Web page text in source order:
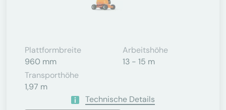
Plattformbreite
960 mm
Arbeitshöhe
13 - 15 m
Transporthöhe
1,97 m
Technische Details